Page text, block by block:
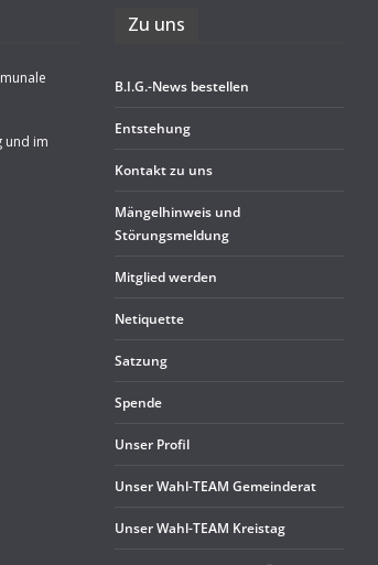
und im
Zu uns
B.I.G.-News bestel­len
Ent­ste­hung
Kon­takt zu uns
Män­gel­hin­weis und
Störungsmeldung
Mit­glied werden
Neti­quette
Sat­zung
Spende
Unser Pro­fil
Unser Wahl-TEAM Gemeinderat
Unser Wahl-TEAM Kreistag